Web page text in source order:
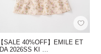
【SALE 40%OFF】EMILE ET
IDA 2026SS KI …